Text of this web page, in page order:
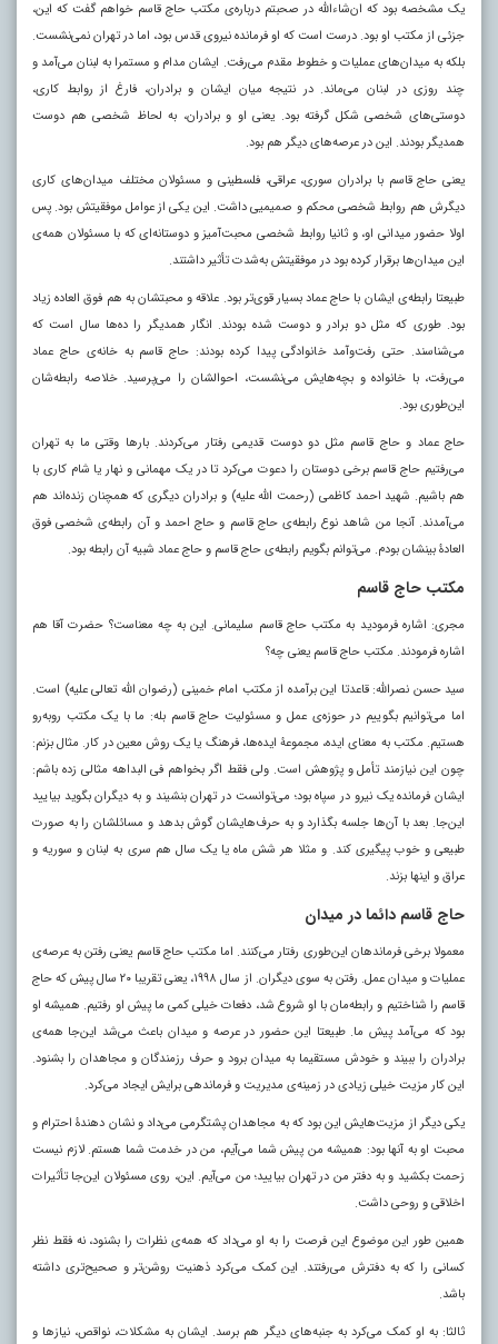
یک مشخصه بود که ان‌شاءالله در صحبتم درباره‌ی مکتب حاج قاسم خواهم گفت که این،
جزئی از مکتب او بود. درست است که او فرمانده نیروی قدس بود، اما در تهران نمی‌نشست.
بلکه به میدان‌های عملیات و خطوط مقدم می‌رفت. ایشان مدام و مستمرا به لبنان می‌آمد و
چند روزی در لبنان می‌ماند. در نتیجه میان ایشان و برادران، فارغ از روابط کاری،
دوستی‌های شخصی شکل گرفته بود. یعنی او و برادران، به لحاظ شخصی هم دوست
همدیگر بودند. این در عرصه‌های دیگر هم بود.
یعنی حاج قاسم با برادران سوری، عراقی، فلسطینی و مسئولان مختلف میدان‌های کاری
دیگرش هم روابط شخصی محکم و صمیمیی داشت. این یکی از عوامل موفقیتش بود. پس
اولا حضور میدانی او، و ثانیا روابط شخصی محبت‌آمیز و دوستانه‌ای که با مسئولان همه‌ی
این میدان‌ها برقرار کرده بود در موفقیتش به‌شدت تأثیر داشتند.
طبیعتا رابطه‌ی ایشان با حاج عماد بسیار قوی‌تر بود. علاقه و محبتشان به هم فوق العاده زیاد
بود. طوری که مثل دو برادر و دوست شده بودند. انگار همدیگر را ده‌ها سال است که
می‌شناسند. حتی رفت‌وآمد خانوادگی پیدا کرده بودند: حاج قاسم به خانه‌ی حاج عماد
می‌رفت، با خانواده و بچه‌هایش می‌نشست، احوالشان را می‌پرسید. خلاصه رابطه‌شان
این‌طوری بود.
حاج عماد و حاج قاسم مثل دو دوست قدیمی رفتار می‌کردند. بارها وقتی ما به تهران
می‌رفتیم حاج قاسم برخی دوستان را دعوت می‌کرد تا در یک مهمانی و نهار یا شام کاری با
هم باشیم. شهید احمد کاظمی (رحمت الله علیه) و برادران دیگری که همچنان زنده‌اند هم
می‌آمدند. آنجا من شاهد نوع رابطه‌ی حاج قاسم و حاج احمد و آن رابطه‌ی شخصی فوق
العادۀ بینشان بودم. می‌توانم بگویم رابطه‌ی حاج قاسم و حاج عماد شبیه آن رابطه بود.
مکتب حاج قاسم
مجری: اشاره فرمودید به مکتب حاج قاسم سلیمانی. این به چه معناست؟ حضرت آقا هم
اشاره فرمودند. مکتب حاج قاسم یعنی چه؟
سید حسن نصرالله: قاعدتا این برآمده از مکتب امام خمینی (رضوان الله تعالی علیه) است.
اما می‌توانیم بگوییم در حوزه‌ی عمل و مسئولیت حاج قاسم بله: ما با یک مکتب روبه‌رو
هستیم. مکتب به معنای ایده، مجموعۀ ایده‌ها، فرهنگ یا یک روش معین در کار. مثال بزنم:
چون این نیازمند تأمل و پژوهش است. ولی فقط اگر بخواهم فی البداهه مثالی زده باشم:
ایشان فرمانده یک نیرو در سپاه بود؛ می‌توانست در تهران بنشیند و به دیگران بگوید بیایید
این‌جا. بعد با آن‌ها جلسه بگذارد و به حرف‌هایشان گوش بدهد و مسائلشان را به صورت
طبیعی و خوب پیگیری کند. و مثلا هر شش ماه یا یک سال هم سری به لبنان و سوریه و
عراق و اینها بزند.
حاج قاسم دائما در میدان
معمولا برخی فرماندهان این‌طوری رفتار می‌کنند. اما مکتب حاج قاسم یعنی رفتن به عرصه‌ی
عملیات و میدان عمل. رفتن به سوی دیگران. از سال ۱۹۹۸، یعنی تقریبا ۲۰ سال پیش که حاج
قاسم را شناختیم و رابطه‌مان با او شروع شد، دفعات خیلی کمی ما پیش او رفتیم. همیشه او
بود که می‌آمد پیش ما. طبیعتا این حضور در عرصه و میدان باعث می‌شد این‌جا همه‌ی
برادران را ببیند و خودش مستقیما به میدان برود و حرف رزمندگان و مجاهدان را بشنود.
این کار مزیت خیلی زیادی در زمینه‌ی مدیریت و فرماندهی برایش ایجاد می‌کرد.
یکی دیگر از مزیت‌هایش این بود که به مجاهدان پشتگرمی می‌داد و نشان دهندۀ احترام و
محبت او به آنها بود: همیشه من پیش شما می‌آیم، من در خدمت شما هستم. لازم نیست
زحمت بکشید و به دفتر من در تهران بیایید؛ من می‌آیم. این، روی مسئولان این‌جا تأثیرات
اخلاقی و روحی داشت.
همین طور این موضوع این فرصت را به او می‌داد که همه‌ی نظرات را بشنود، نه فقط نظر
کسانی را که به دفترش می‌رفتند. این کمک می‌کرد ذهنیت روشن‌تر و صحیح‌تری داشته
باشد.
ثالثا: به او کمک می‌کرد به جنبه‌های دیگر هم برسد. ایشان به مشکلات، نواقص، نیازها و